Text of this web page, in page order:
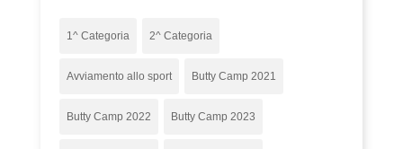
1^ Categoria 2^ Categoria
Avviamento allo sport Butty Camp 2021
Butty Camp 2022 Butty Camp 2023